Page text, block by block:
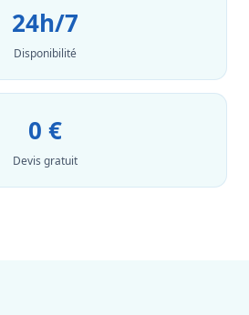
24h/7
Disponibilité
0 €
Devis gratuit